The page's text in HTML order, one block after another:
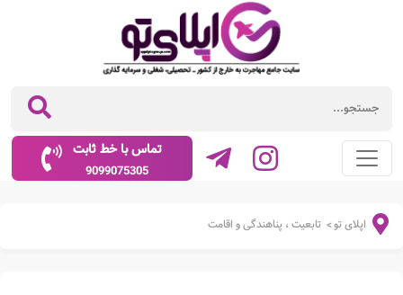
تماس با خط ثابت
9099075305
اپلای تو> تابعیت ، پناهندگی و اقامت